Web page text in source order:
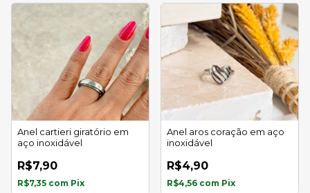
Anel cartieri giratório em
aço inoxidável
R$7,90
R$7,35 com Pix
Anel aros coração em aço
inoxidável
R$4,90
R$4,56 com Pix